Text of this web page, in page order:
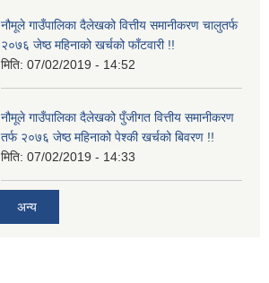
नौमूले गाउँपालिका दैलेखको वित्तीय समानीकरण चालुतर्फ
२०७६ जेष्ठ महिनाको खर्चको फाँटवारी !!
मिति: 07/02/2019 - 14:52
नौमूले गाउँपालिका दैलेखको पुँजीगत वित्तीय समानीकरण
तर्फ २०७६ जेष्ठ महिनाको पेश्की खर्चको बिवरण !!
मिति: 07/02/2019 - 14:33
अन्य